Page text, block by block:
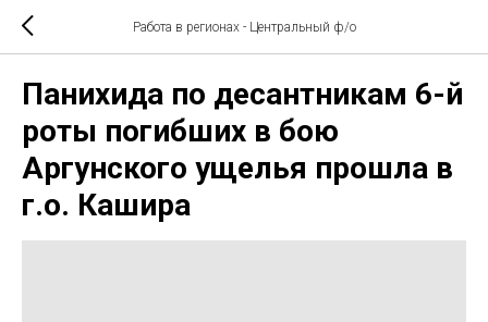
Работа в регионах - Центральный ф/о
Панихида по десантникам 6-й
роты погибших в бою
Аргунского ущелья прошла в
г.о. Кашира